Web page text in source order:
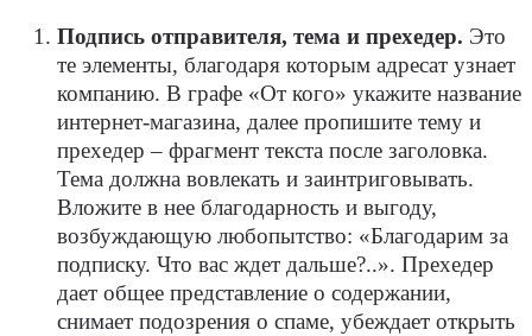
Подпись отправителя, тема и прехедер. Это
те элементы, благодаря которым адресат узнает
компанию. В графе «От кого» укажите название
интернет-магазина, далее пропишите тему и
прехедер – фрагмент текста после заголовка.
Тема должна вовлекать и заинтриговывать.
Вложите в нее благодарность и выгоду,
возбуждающую любопытство: «Благодарим за
подписку. Что вас ждет дальше?..». Прехедер
дает общее представление о содержании,
снимает подозрения о спаме, убеждает открыть